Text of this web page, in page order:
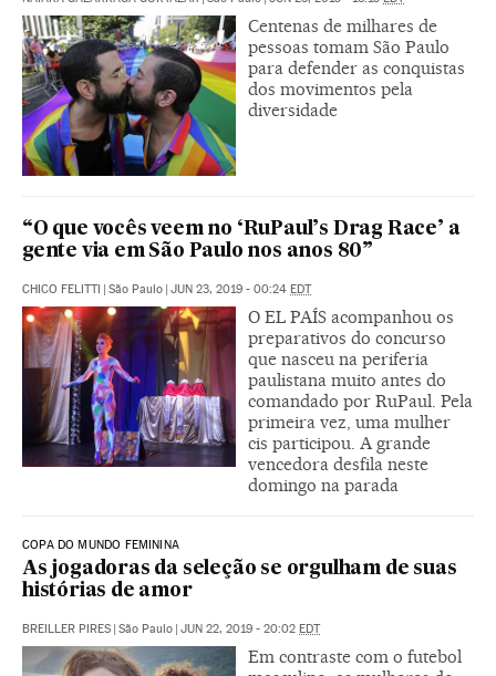
Centenas de milhares de
pessoas tomam São Paulo
para defender as conquistas
dos movimentos pela
diversidade
“O que vocês veem no ‘RuPaul’s Drag Race’ a
gente via em São Paulo nos anos 80”
CHICO FELITTI | São Paulo | JUN 23, 2019 - 00:24 EDT
O EL PAÍS acompanhou os
preparativos do concurso
que nasceu na periferia
paulistana muito antes do
comandado por RuPaul. Pela
primeira vez, uma mulher
cis participou. A grande
vencedora desfila neste
domingo na parada
COPA DO MUNDO FEMININA
As jogadoras da seleção se orgulham de suas
histórias de amor
BREILLER PIRES | São Paulo | JUN 22, 2019 - 20:02 EDT
Em contraste com o futebol